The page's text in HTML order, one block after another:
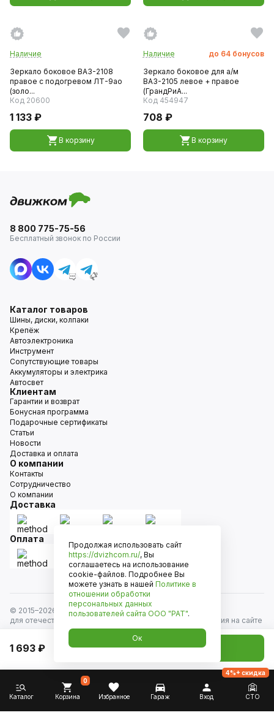
Наличие
Зеркало боковое ВАЗ-2108
правое с подогревом ЛТ-9ао
(золо...
Код 20600
1 133 ₽
В корзину
Наличие до 64 бонусов
Зеркало боковое для а/м
ВАЗ-2105 левое + правое
(ГрандРиА...
Код 454947
708 ₽
В корзину
1 693 ₽ Добавить в корзину
8 800 775-75-56
Бесплатный звонок по России
Каталог товаров
Шины, диски, колпаки
Крепёж
Автоэлектроника
Инструмент
Сопутствующие товары
Аккумуляторы и электрика
Автосвет
Клиентам
Гарантии и возврат
Бонусная программа
Подарочные сертификаты
Статьи
Новости
Доставка и оплата
О компании
Контакты
Сотрудничество
О компании
Доставка
Оплата
© 2015–2026
Движком — сеть магазинов автозапчастей
для отечественных автомобилей и иномарок. Информация на сайте
носит исключительно информационный характер и не является
публичной офертой, определяемой положениями
ст. 437 Гражданского кодекса РФ. Все права защищены.
Каталог Корзина
0
Избранное Гараж Вход СТО
4%+ скидка
Продолжая использовать сайт
https://dvizhcom.ru/, Вы
соглашаетесь на использование
cookie-файлов. Подробнее Вы
можете узнать в нашей Политике в
отношении обработки
персональных данных
пользователей сайта ООО "РАТ".
Ок